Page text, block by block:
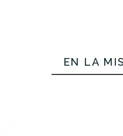
EN LA